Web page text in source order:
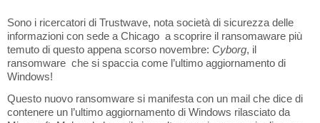
Sono i ricercatori di Trustwave, nota società di sicurezza delle
informazioni con sede a Chicago a scoprire il ransomaware più
temuto di questo appena scorso novembre: Cyborg, il
ransomware che si spaccia come l’ultimo aggiornamento di
Windows!
Questo nuovo ransomware si manifesta con un mail che dice di
contenere un l’ultimo aggiornamento di Windows rilasciato da